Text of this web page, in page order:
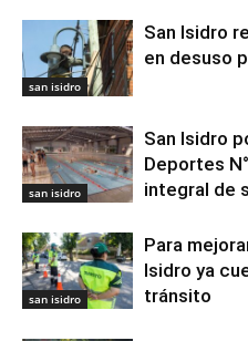
san isidro
San Isidro
en desuso
san isidro
San Isidro
Deportes
integral de
san isidro
Para
Isidro ya
tránsito